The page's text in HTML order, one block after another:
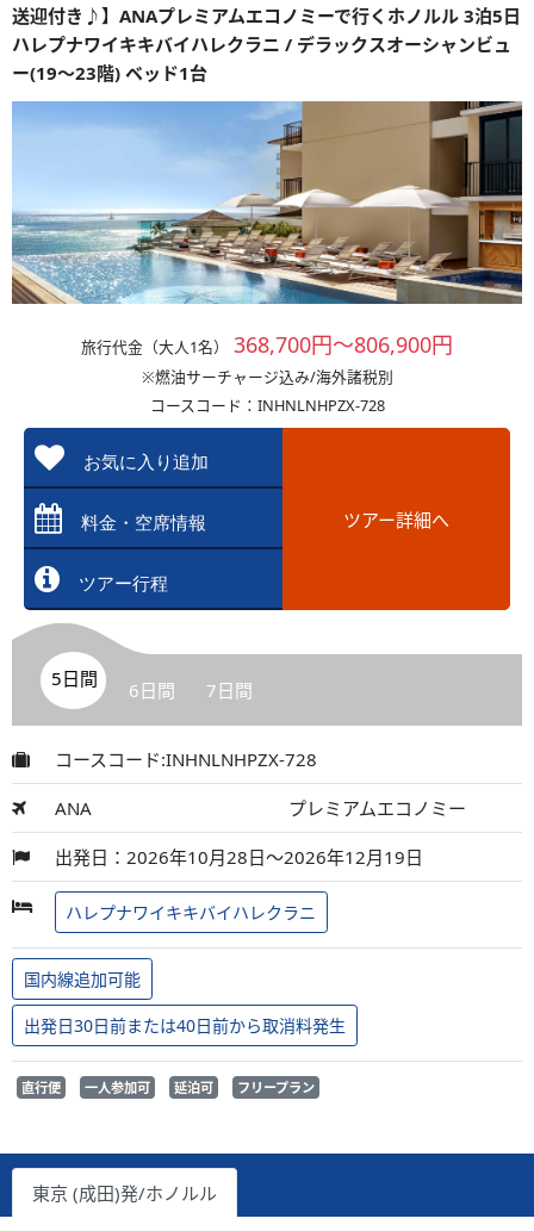
送迎付き♪】ANAプレミアムエコノミーで行くホノルル 3泊5日
ハレプナワイキキバイハレクラニ / デラックスオーシャンビュ
ー(19～23階) ベッド1台
旅行代金（大人1名） 368,700円～806,900円
※燃油サーチャージ込み/海外諸税別
コースコード：INHNLNHPZX-728
お気に入り追加
料金・空席情報
ツアー行程
ツアー詳細へ
5日間 6日間 7日間
コースコード:INHNLNHPZX-728
ANA プレミアムエコノミー
出発日：2026年10月28日～2026年12月19日
ハレプナワイキキバイハレクラニ
国内線追加可能
出発日30日前または40日前から取消料発生
直行便 一人参加可 延泊可 フリープラン
東京 (成田)発/ホノルル